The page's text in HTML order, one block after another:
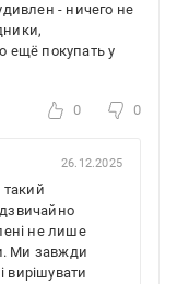
- ничего не
ещё покупать у
0 0
26.12.2025
не лише
Ми завжди
вирішувати